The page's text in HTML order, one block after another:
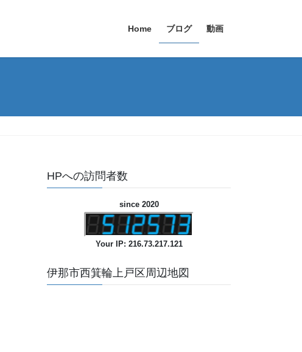
Home ブログ 動画
HPへの訪問者数
since 2020
Your IP: 216.73.217.121
伊那市西箕輪上戸区周辺地図